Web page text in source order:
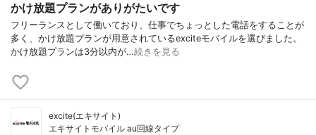
かけ放題プランがありがたいです
フリーランスとして働いており、仕事でちょっとした電話をすることが
多く、かけ放題プランが用意されているexciteモバイルを選びました。
かけ放題プランは3分以内が…続きを見る
excite(エキサイト)
エキサイトモバイル au回線タイプ